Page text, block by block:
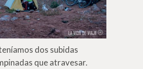
dos subidas
que atravesar.